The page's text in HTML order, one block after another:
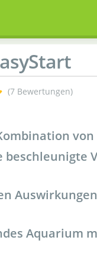
(7 Bewertungen)
beschleunigte
Aquarium